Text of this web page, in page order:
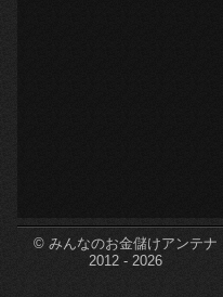
© みんなのお金儲けアンテナ
2012 - 2026